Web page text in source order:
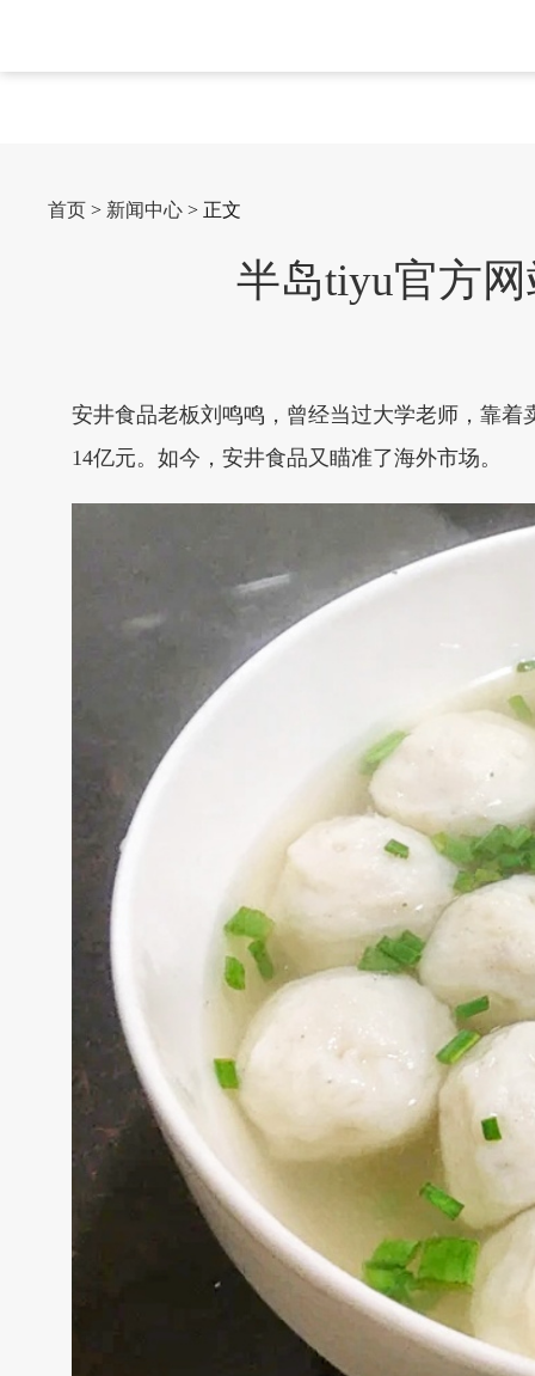
首页 > 新闻中心 > 正文
半岛tiyu官方
安井食品老板刘鸣鸣，曾经当过大学老师，靠
14亿元。如今，安井食品又瞄准了海外市场。